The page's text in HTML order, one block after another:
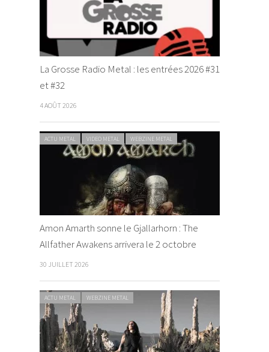
La Grosse Radio Metal : les entrées 2026 #31
et #32
4 AOÛT 2026
ACTU METAL VIDEO METAL WEBZINE METAL
Amon Amarth sonne le Gjallarhorn : The
Allfather Awakens arrivera le 2 octobre
30 JUILLET 2026
ACTU METAL WEBZINE METAL